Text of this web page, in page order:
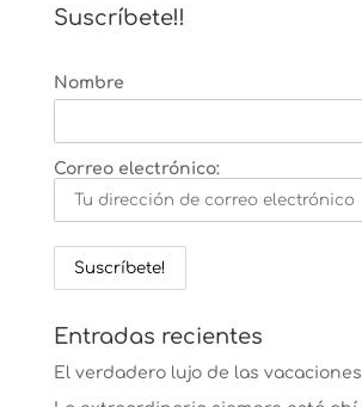
Suscríbete!!
Nombre
Correo electrónico:
Entradas recientes
El verdadero lujo de las vacaciones